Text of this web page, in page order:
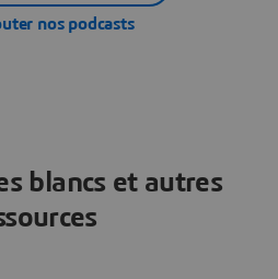
nos podcasts
blancs et autres